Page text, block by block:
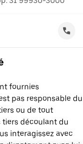
fournies
pas responsable du
ou de tout
tiers découlant du
interagissez avec